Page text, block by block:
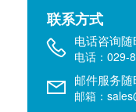
联系方式
电话咨询
电话：029-
邮件服务
邮箱：